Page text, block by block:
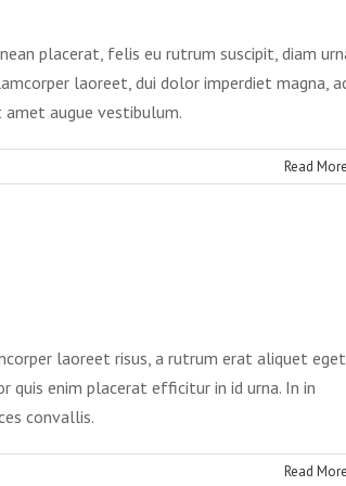
placerat, felis eu rutrum suscipit, diam
laoreet, dui dolor imperdiet magna,
augue vestibulum.
Read More
laoreet risus, a rutrum erat aliquet
enim placerat efficitur in id urna. In in
convallis.
Read More